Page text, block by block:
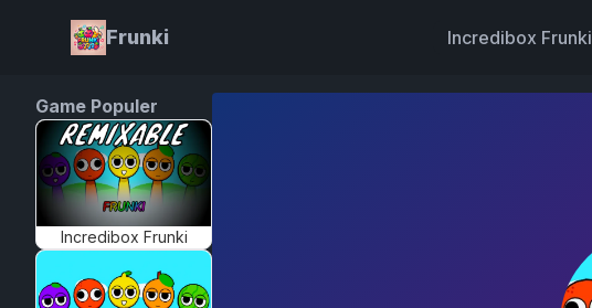
Frunki Incredibox Frunki
Game Populer
Incredibox Frunki